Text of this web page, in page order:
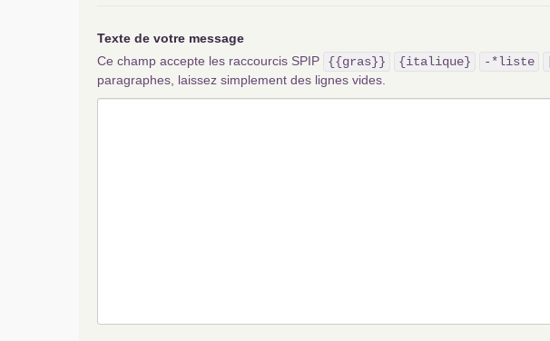
Texte de votre message
Ce champ accepte les raccourcis SPIP
{{gras}} {italique} -*liste
paragraphes, laissez simplement des lignes vides.